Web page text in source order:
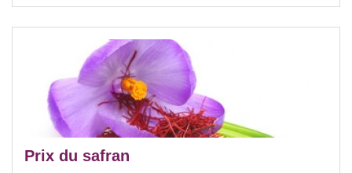
Prix du safran